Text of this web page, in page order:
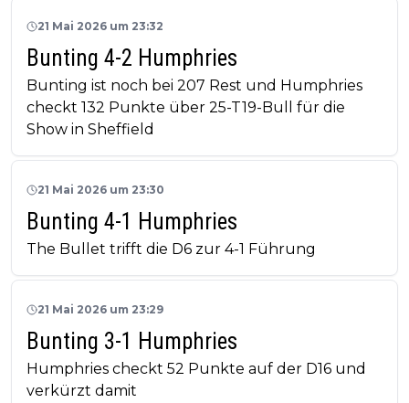
21 Mai 2026 um 23:32
Bunting 4-2 Humphries
Bunting ist noch bei 207 Rest und Humphries
checkt 132 Punkte über 25-T19-Bull für die
Show in Sheffield
21 Mai 2026 um 23:30
Bunting 4-1 Humphries
The Bullet trifft die D6 zur 4-1 Führung
21 Mai 2026 um 23:29
Bunting 3-1 Humphries
Humphries checkt 52 Punkte auf der D16 und
verkürzt damit